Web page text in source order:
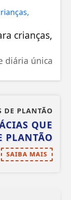
crianças,
diária única
DE PLANTÃO
QUE
PLANTÃO
SAIBA MAIS